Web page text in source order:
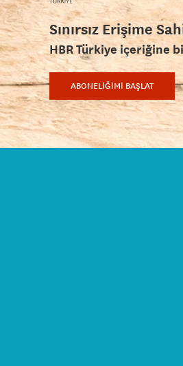
Sınırsız Erişime
HBR Türkiye içeriğine
ABONELİĞİMİ BAŞLAT